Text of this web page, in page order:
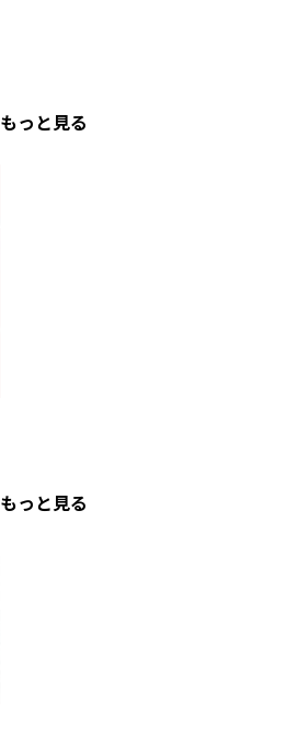
もっと見る
もっと見る